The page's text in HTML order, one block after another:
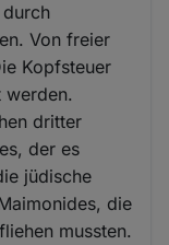
Von freier
Kopfsteuer
werden.
dritter
der es
jüdische
die
mussten.